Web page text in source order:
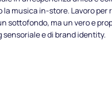
la musica in-store. Lavoro per
sottofondo, ma un vero e
sensoriale e di brand identity.